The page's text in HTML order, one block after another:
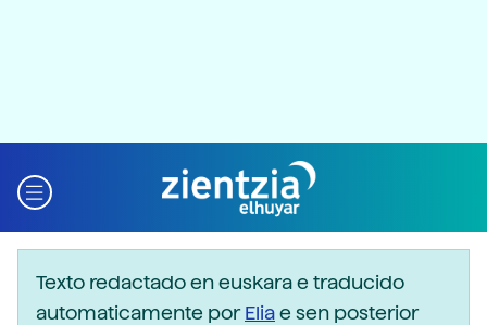
Texto redactado en euskara e traducido
automaticamente porEliae sen posterior